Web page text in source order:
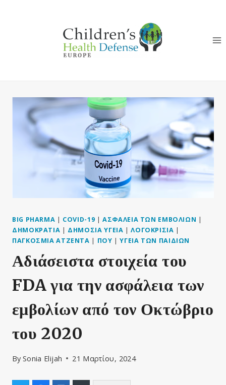
BIG PHARMA | COVID-19 |ΑΣΦΆΛΕΙΑ ΤΩΝ ΕΜΒΟΛΊΩΝ |
ΔΗΜΟΚΡΑΤΊΑ | ΔΗΜΌΣΙΑ ΥΓΕΊΑ |ΛΟΓΟΚΡΙΣΊΑ |
ΠΑΓΚΌΣΜΙΑ ΑΤΖΈΝΤΑ | ΠΟΥ |ΥΓΕΊΑ ΤΩΝ ΠΑΙΔΙΏΝ
Αδιάσειστα στοιχεία του
FDA για την ασφάλεια των
εμβολίων από τον Οκτώβριο
του 2020
By Sonia Elijah 21 Μαρτίου, 2024